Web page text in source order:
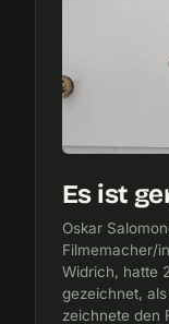
Es ist
Oskar
Filmemacher/
Widrich, hatte
gezeichnet,
zeichnete den